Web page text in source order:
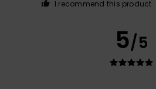
I recommend this product
5/5